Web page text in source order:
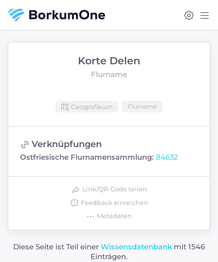
Korte Delen
Flurname
Geografikum Flurname
Verknüpfungen
Ostfriesische Flurnamensammlung: 84632
Link/QR-Code teilen
Feedback einreichen
Metadaten
Diese Seite ist Teil einer Wissensdatenbank mit 1546
Einträgen.